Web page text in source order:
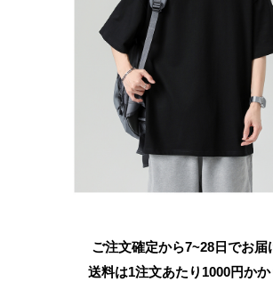
ご注文確定から7~28日でお届
送料は1注文あたり 1000円か